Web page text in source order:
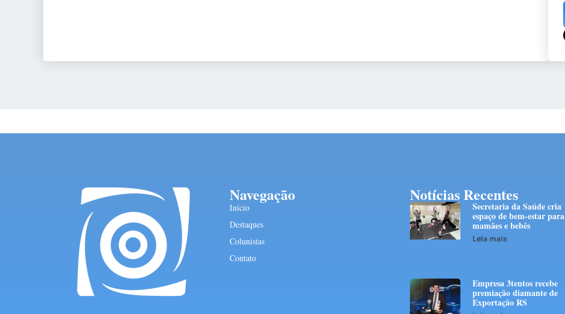
Navegação
Início
Destaques
Colunistas
Contato
Notícias Recentes
Secretaria da Saúde cria
espaço de bem-estar para
mamães e bebês
Leia mais
Empresa 3tentos recebe
premiação diamante de
Exportação RS